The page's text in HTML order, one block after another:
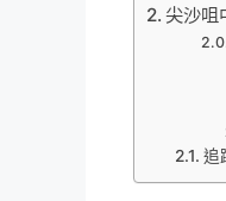
尖沙咀
追